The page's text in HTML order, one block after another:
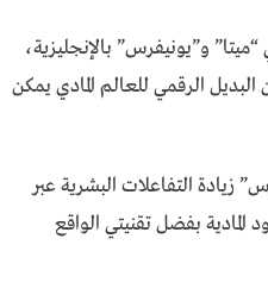
و”يونيفرس” بالإنجليزية،
الرقمي للعالم المادي يمكن
زيادة التفاعلات البشرية عبر
المادية بفضل تقنيتي الواقع